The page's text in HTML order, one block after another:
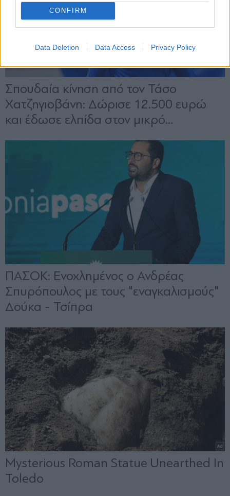
CONFIRM
Data Deletion Data Access Privacy Policy